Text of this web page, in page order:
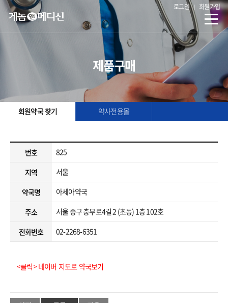
로그인 회원가입
제품구매
회원약국 찾기 약사전용몰
번호
825
지역
서울
약국명
아세아약국
주소
서울 중구 충무로4길 2 (초동) 1층 102호
전화번호
02-2268-6351
<클릭> 네이버 지도로 약국보기